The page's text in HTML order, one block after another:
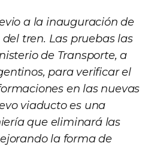
a la inauguración de
tren. Las pruebas las
de Transporte, a
para verificar el
en las nuevas
viaducto es una
que eliminará las
la forma de